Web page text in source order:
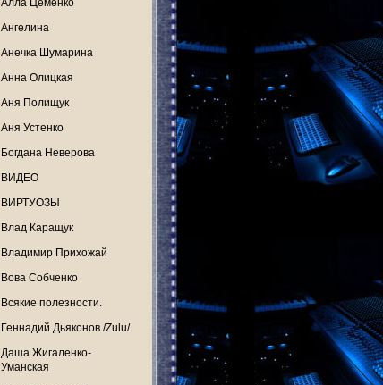
Алла Цёменко
Ангелина
Анечка Шумарина
Анна Олицкая
Аня Полищук
Аня Устенко
Богдана Неверова
ВИДЕО
ВИРТУОЗЫ
Влад Каращук
Владимир Прихожай
Вова Собченко
Всякие полезности.
Геннадий Дьяконов /Zulu/
Даша Жигаленко-
Уманская